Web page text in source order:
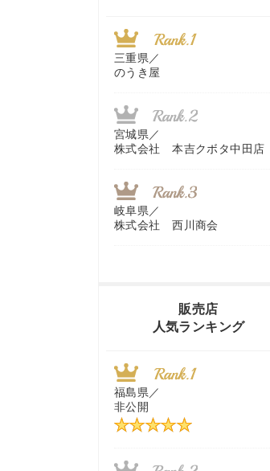
三重県／
のうき屋
宮城県／
株式会社 本吉クボタ中田店
岐阜県／
株式会社 西川商会
農機リンクス
山梨県／
株式会社 ヨダ兄弟商会
近江商事合同会社：「茨城中古
販売店
人気ランキング
福島県／
非公開